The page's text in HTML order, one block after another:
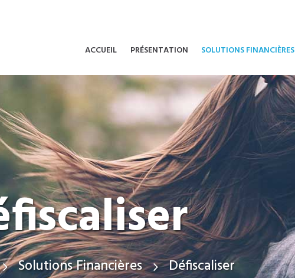
ACCUEIL PRÉSENTATION SOLUTIONS FINANCIÈRES
Solutions Financières Défiscaliser